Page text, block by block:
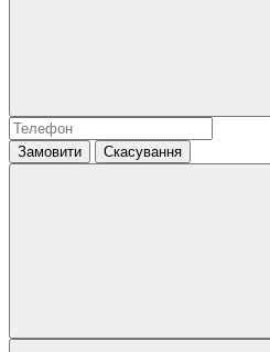
Замовити Скасування